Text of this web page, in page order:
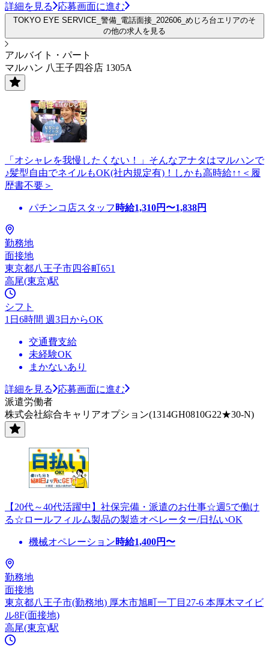
詳細を見る 応募画面に進む
TOKYO EYE SERVICE_警備_電話面接_202606_めじろ台エリアのそ
の他の求人を見る
アルバイト・パート
マルハン 八王子四谷店 1305A
「オシャレを我慢したくない！」そんなアナタはマルハンで
♪髪型自由でネイルもOK(社内規定有)！しかも高時給↑↑＜履
歴書不要＞
パチンコ店スタッフ 時給1,310円〜1,838円
勤務地
面接地
東京都八王子市四谷町651
高尾(東京)駅
シフト
1日6時間 週3日からOK
交通費支給
未経験OK
まかないあり
詳細を見る
応募画面に進む
派遣労働者
株式会社綜合キャリアオプション(1314GH0810G22★30-N)
【20代～40代活躍中】社保完備・派遣のお仕事☆週5で働け
る☆ロールフィルム製品の製造オペレーター/日払いOK
機械オペレーション時給1,400円〜
勤務地
面接地
東京都八王子市(勤務地) 厚木市旭町一丁目27-6 本厚木マイビ
ル8F(面接地)
高尾(東京)駅